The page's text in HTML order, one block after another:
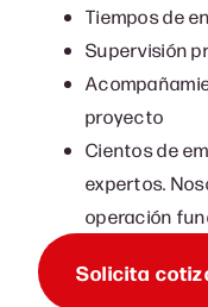
Tiempos de
Supervisión
proyecto
Cientos de
expertos.
operación
Solicita